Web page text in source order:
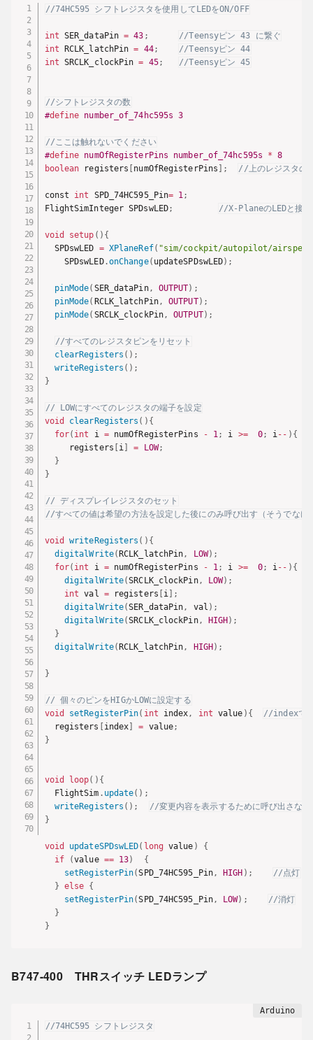
//74HC595 シフトレジスタを使用してLEDをON/OFF
int SER_dataPin = 43 ;
//Teensyピン 43 に繋ぐ
int RCLK_latchPin = 44;
//Teensyピン 44
int SRCLK_clockPin = 45; //Teensyピン 45
//シフトレジスタの数
#define number_of_74hc595s 3
//ここは触れないでください
#define numOfRegisterPins number_of_74hc595s * 8
boolean registers [numOfRegisterPins ] ; //上のレジスタの
const int SPD_74HC595_Pin= 1;
FlightSimInteger SPDswLED; //X-PlaneのLEDと接続
void setup ( ) {
  SPDswLED
= XPlaneRef( "sim/cockpit/autopilot/
    SPDswLED
.onChange( updateSPDswLED) ;
pinMode( SER_dataPin, OUTPUT) ;
pinMode( RCLK_latchPin, OUTPUT) ;
pinMode( SRCLK_clockPin, OUTPUT) ;
//すべてのレジスタピンをリセット
clearRegisters ( ) ;
writeRegisters ( ) ;
}
// LOWにすべてのレジスタの端子を設定
void
clearRegisters ( ) {
for( int i = numOfRegisterPins - 1; i >= 0; i-- ) {
     registers
[i] = LOW;
}
}
// ディスプレイレジスタのセット
//すべての値は希望の方法を設定した後にのみ呼び出す（そうでなけ
void writeRegisters ( ) {
digitalWrite(RCLK_latchPin, LOW) ;
for( int i = numOfRegisterPins - 1; i >= 0; i-- ) {
digitalWrite(SRCLK_clockPin, LOW) ;
int val = registers [i] ;
digitalWrite(SER_dataPin, val ) ;
digitalWrite(SRCLK_clockPin, HIGH) ;
}
digitalWrite(RCLK_latchPin, HIGH) ;
}
// 個々のピンをHIGかLOWに設定する
void
setRegisterPin( int index, int value ) {
//indexでピ
  registers
[index] = value;
}
void loop( ) {
  FlightSim
. update( ) ;
writeRegisters ( ) ;
//変更内容を表示するために呼び出さなけ
}
void updateSPDswLED( long value )
{
if
(value == 13)
{
setRegisterPin(SPD_74HC595_Pin, HIGH ) ;
//点灯
} else {
setRegisterPin(SPD_74HC595_Pin, LOW) ;
//消灯
}
}
B747-400 THRスイッチ LEDランプ
//74HC595 シフトレジスタ